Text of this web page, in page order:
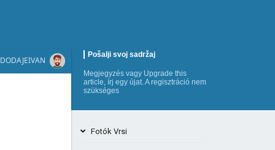
Pošalji svoj sadržaj
Megjegyzés vagy Upgrade this
article, írj egy újat. A regisztráció nem
szükséges
DODAJEIVAN
Fotók Vrsi